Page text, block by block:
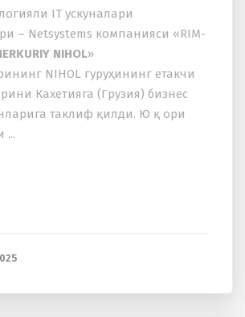
IT ускуналари
– Netsystems компанияси «RIM-
NIHOL»
NIHOL гуруҳининг етакчи
Каxетияга (Грузия) бизнес
таклиф қилди. Ю қ ори
...